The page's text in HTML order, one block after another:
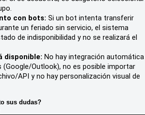
con bots: Si un bot intenta transferir
un feriado sin servicio, el sistema
de indisponibilidad y no se realizará el
disponible: No hay integración automática
(Google/Outlook), no es posible importar
API y no hay personalización visual de
sus dudas?